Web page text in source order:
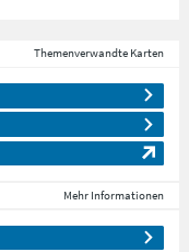
Themenverwandte Karten
Mehr Informationen